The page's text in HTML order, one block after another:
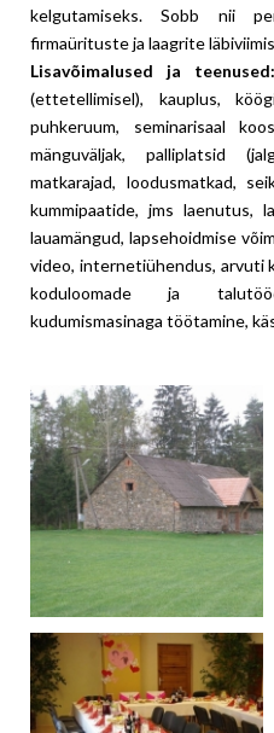
kelgutamiseks. Sobb nii
firmaürituste ja laagrite
Lisavõimalused ja teenused:
(ettetellimisel), kauplus,
puhkeruum, seminarisaal
mänguväljak, palliplatsid
matkarajad, loodusmatkad,
kummipaatide, jms laenutus,
lauamängud, lapsehoidmise
video, internetiühendus, arvuti
koduloomade ja
kudumismasinaga töötamine,